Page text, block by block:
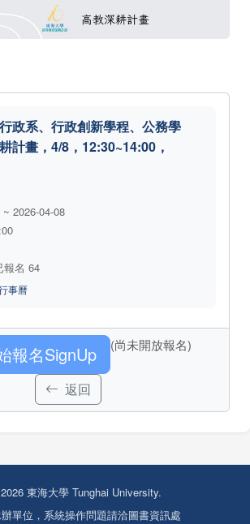
政系、行政創新學程、公務學
計畫，4/8，12:30~14:00，
2026-04-08
報名 64
事曆
報名SignUp (尚未開放報名)
返回
東海大學 Tunghai University.
單位，系統操作問題請洽圖書資訊處